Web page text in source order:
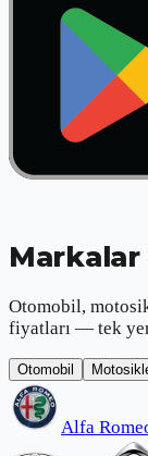
Markalar
Otomobil,
fiyatları — tek
Otomobil
Alfa